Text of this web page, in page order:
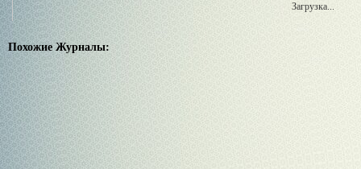
Загрузка...
Похожие Журналы: